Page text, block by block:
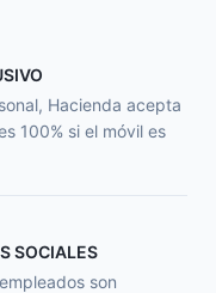
Hacienda acepta
100% si el móvil es
SOCIALES
son